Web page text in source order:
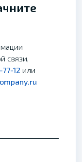
связи,
12 или